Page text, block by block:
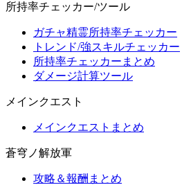
所持率チェッカー/ツール
ガチャ精霊所持率チェッカー
トレンド/強スキルチェッカー
所持率チェッカーまとめ
ダメージ計算ツール
メインクエスト
メインクエストまとめ
蒼穹ノ解放軍
攻略＆報酬まとめ